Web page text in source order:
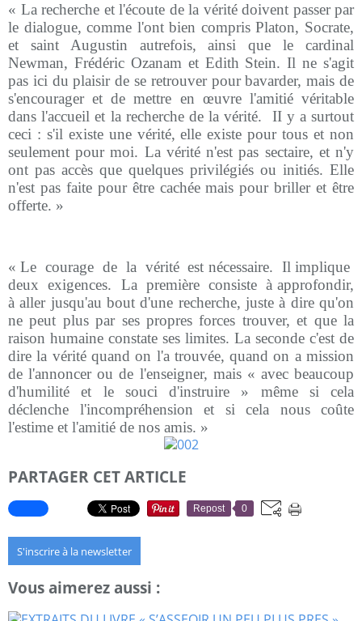
« La recherche et l'écoute de la vérité doivent passer par
le dialogue, comme l'ont bien compris Platon, Socrate,
et saint Augustin autrefois, ainsi que le cardinal
Newman, Frédéric Ozanam et Edith Stein. Il ne s'agit
pas ici du plaisir de se retrouver pour bavarder, mais de
s'encourager et de mettre en œuvre l'amitié véritable
dans l'accueil et la recherche de la vérité.
II y a surtout
ceci : s'il existe une vérité, elle existe pour tous et non
seulement pour moi. La vérité n'est pas sectaire, et n'y
ont pas accès que quelques privilégiés ou initiés. Elle
n'est pas faite pour être cachée mais pour briller et être
offerte. »
« Le courage de la vérité est nécessaire. Il implique
deux exigences. La première consiste à approfondir,
à aller jusqu'au bout d'une recherche, juste à dire qu'on
ne peut plus par ses propres forces trouver, et que la
raison humaine constate ses limites. La seconde c'est de
dire la vérité quand on l'a trouvée, quand on a mission
de l'annoncer ou de l'enseigner, mais « avec beaucoup
d'humilité et le souci d'instruire » même si cela
déclenche l'incompréhension et si cela nous coûte
l'estime et l'amitié de nos amis. »
PARTAGER CET ARTICLE
Repost 0
S'inscrire à la newsletter
Vous aimerez aussi :